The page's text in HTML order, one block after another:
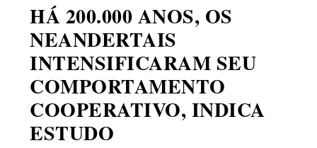
HÁ 200.000 ANOS, OS
NEANDERTAIS
INTENSIFICARAM SEU
COMPORTAMENTO
COOPERATIVO, INDICA
ESTUDO